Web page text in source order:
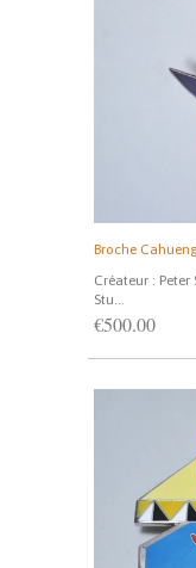
Broche
Créateur :
Stu...
€500.00